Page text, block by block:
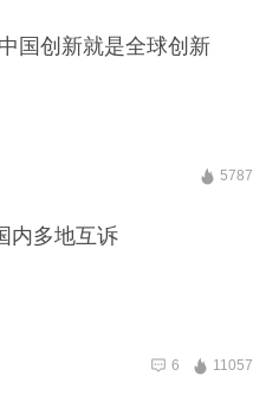
国创新就是全球创新
5787
内多地互诉
6 11057